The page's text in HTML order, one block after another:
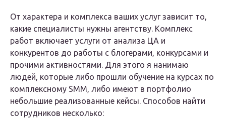
От характера и комплекса ваших услуг зависит то,
какие специалисты нужны агентству. Комплекс
работ включает услуги от анализа ЦА и
конкурентов до работы с блогерами, конкурсами и
прочими активностями. Для этого я нанимаю
людей, которые либо прошли обучение на курсах по
комплексному SMM, либо имеют в портфолио
небольшие реализованные кейсы. Способов найти
сотрудников несколько: